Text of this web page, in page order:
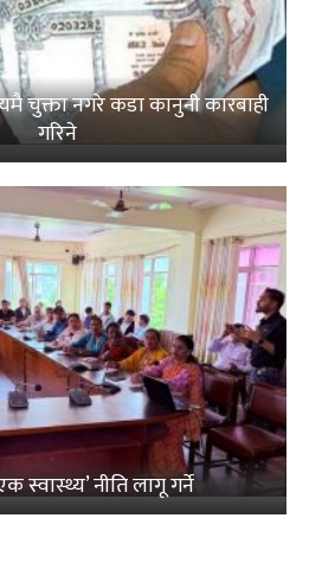
चुक्ता नगरे कडा कानुनी कारबाही
गरिने
स्वास्थ्य’ नीति लागू गर्ने